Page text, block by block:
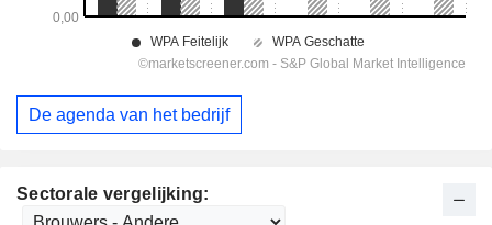
Sectorale vergelijking:
De agenda van het bedrijf